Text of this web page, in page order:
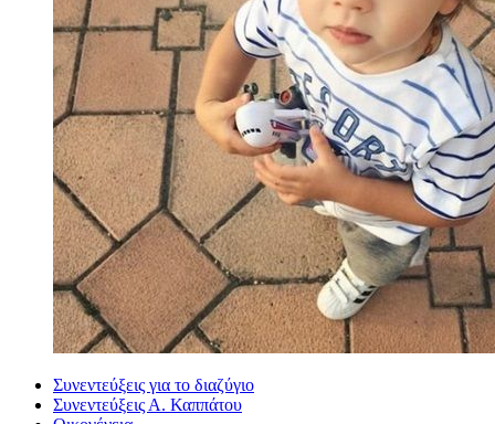
Συνεντεύξεις για το διαζύγιο
Συνεντεύξεις Α. Καππάτου